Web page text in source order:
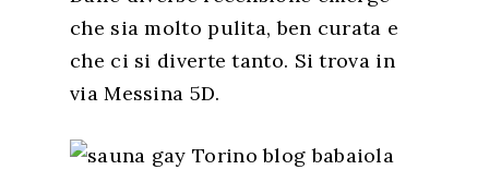
che sia molto pulita, ben curata e
che ci si diverte tanto. Si trova in
via Messina 5D.